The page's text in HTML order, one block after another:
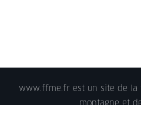
www.ffme.fr est un site de la
montagne et